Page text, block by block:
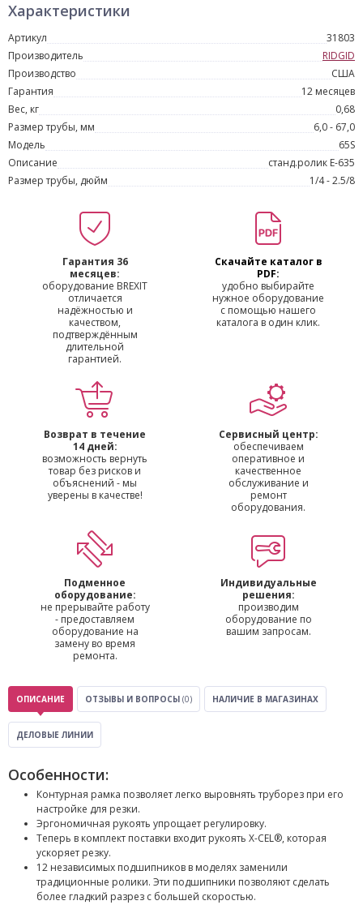
Характеристики
Артикул
31803
Производитель
RIDGID
Производство
США
Гарантия
12 месяцев
Вес, кг
0,68
Размер трубы, мм
6,0 - 67,0
Модель
65S
Описание
станд.ролик E-635
Размер трубы, дюйм
1/4 - 2.5/8
Гарантия 36
месяцев:
оборудование BREXIT
отличается
надёжностью и
качеством,
подтверждённым
длительной
гарантией.
Скачайте каталог в
PDF:
удобно выбирайте
нужное оборудование
с помощью нашего
каталога в один клик.
Возврат в течение
14 дней:
возможность вернуть
товар без рисков и
объяснений - мы
уверены в качестве!
Сервисный центр:
обеспечиваем
оперативное и
качественное
обслуживание и
ремонт
оборудования.
Подменное
оборудование:
не прерывайте работу
- предоставляем
оборудование на
замену во время
ремонта.
Индивидуальные
решения:
производим
оборудование по
вашим запросам.
ОПИСАНИЕ ОТЗЫВЫ И ВОПРОСЫ (0) НАЛИЧИЕ В МАГАЗИНАХ
ДЕЛОВЫЕ ЛИНИИ
Особенности:
Контурная рамка позволяет легко выровнять труборез при его
настройке для резки.
Эргономичная рукоять упрощает регулировку.
Теперь в комплект поставки входит рукоять X-CEL®, которая
ускоряет резку.
12 независимых подшипников в моделях заменили
традиционные ролики. Эти подшипники позволяют сделать
более гладкий разрез с большей скоростью.